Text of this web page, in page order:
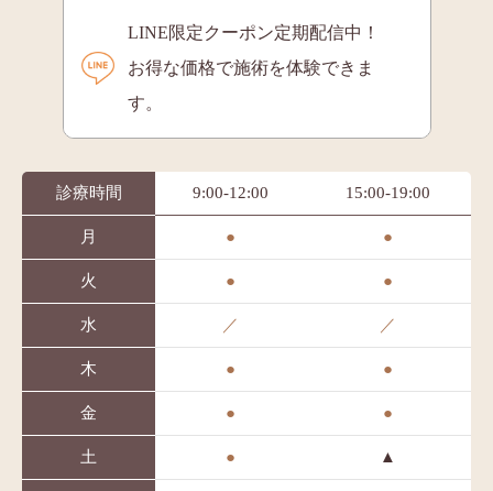
LINE限定クーポン定期配信中！
お得な価格で施術を体験できま
す。
診療時間 9:00-12:00 15:00-19:00
月 ● ●
火 ● ●
水 ／ ／
木 ● ●
金 ● ●
土 ● ▲